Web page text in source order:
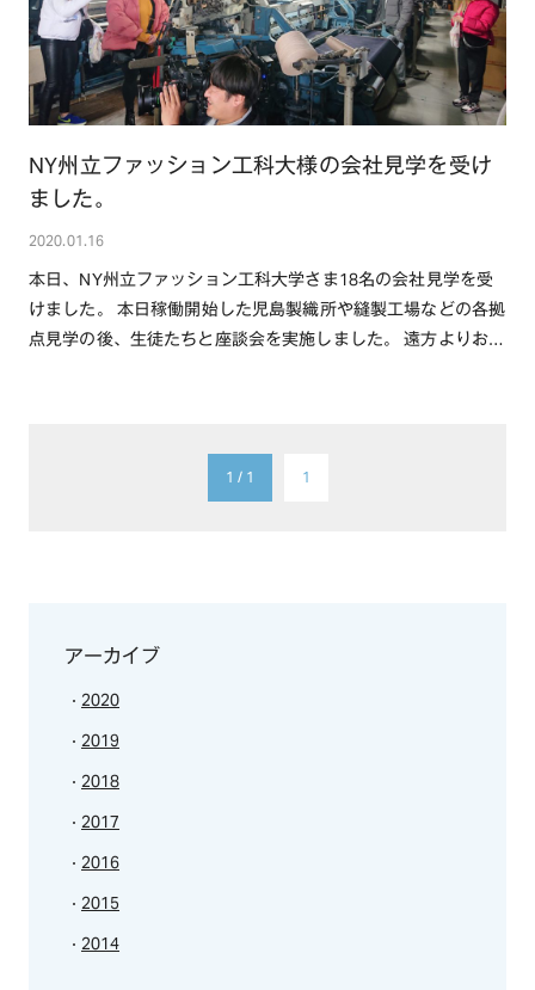
NY州立ファッション工科大様の会社見学を受け
ました。
2020.01.16
本日、NY州立ファッション工科大学さま18名の会社見学を受
けました。 本日稼働開始した児島製織所や縫製工場などの各拠
点見学の後、生徒たちと座談会を実施しました。 遠方よりお越
1 / 1 1
アーカイブ
2020
2019
2018
2017
2016
2015
2014
ABOUT
会社概要
歴史・沿革
NEWS
BRAND/SHOP
CSR
RECRUIT